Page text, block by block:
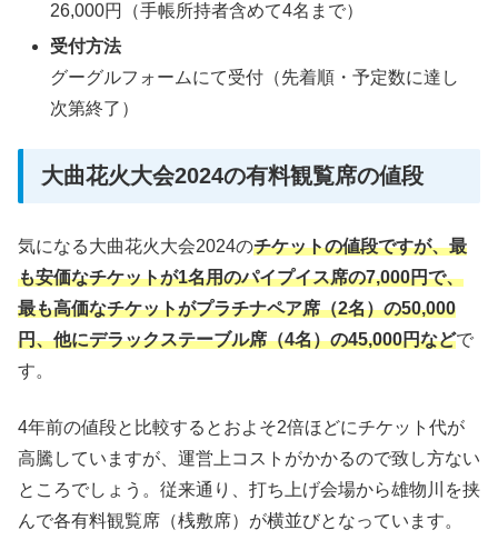
26,000円（手帳所持者含めて4名まで）
受付方法
グーグルフォームにて受付（先着順・予定数に達し
次第終了）
大曲花火大会2024の有料観覧席の値段
気になる大曲花火大会2024のチケットの値段ですが、最
も安価なチケットが1名用のパイプイス席の7,000円で、
最も高価なチケットがプラチナペア席（2名）の50,000
円、他にデラックステーブル席（4名）の45,000円などで
す。
4年前の値段と比較するとおよそ2倍ほどにチケット代が
高騰していますが、運営上コストがかかるので致し方ない
ところでしょう。従来通り、打ち上げ会場から雄物川を挟
んで各有料観覧席（桟敷席）が横並びとなっています。